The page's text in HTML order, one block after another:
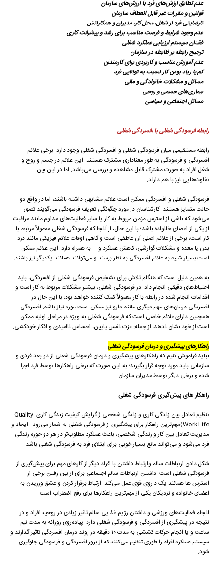
عدم تطابق ارزش‌های فرد با ارزش‌های سازمان
قوانین و مقررات غیر قابل انعطاف سازمان
نارضایتی فرد از شغل، محل کار، مدیران و همکارانش
عدم وجود شرایط و فرصت مناسب برای رشد و پیشرفت کاری
فقدان سیستم ارزیابی عملکرد شغلی
ترجیح رابطه بر ظابطه در سازمان
عدم آموزش مناسب و کاربردی برای کارمندان
کم یا زیاد بودن کار نسبت به توانایی فرد
مسائل و مشکلات خانوادگی و مالی
بیماری‌های جسمی و روحی
مسائل اجتماعی و سیاسی
رابطه فرسودگی شغلی با افسردگی شغلی
رابطه مستقیمی میان فرسودگی شغلی و افسردگی شغلی وجود دارد. برخی علائم
افسردگی و فرسودگی به طور معناداری مشترک هستند. این علائم در جسم و روح و
شغل افراد به صورت مشترک قابل مشاهده و بررسی می‌باشد. اما در این بین
تفاوت‌هایی نیز با هم دارند.
فرسودگی شغلی و افسردگی ممکن است علائم مشابهی داشته باشند، اما در واقع دو
حالت متمایز هستند. کارشناسان در مورد چگونگی تعریف فرسودگی می‌گویند تصور
می‌شود که ناشی از استرس مزمن مربوط به کار یا سایر فعالیت‌های مداوم مانند مراقبت
از یکی از اعضای خانواده باشد؛ با این حال، از آنجا که فرسودگی شغلی معمولاً مرتبط با
کار است، برخی از علائم اصلی آن عاطفی است و گاهی اوقات علائم فیزیکی مانند درد
بدن یا معده و مشکلات گوارشی، کاهش عملکرد و … به همراه دارد. این علائم ممکن
است بسیار شبیه به علائم افسردگی به نظر برسند و می‌توانند همانند یکدیگر نیز باشند.
به همین دلیل است که هنگام تلاش برای تشخیص فرسودگی شغلی از افسردگی، باید
احتیاط‌های دقیقی انجام داد. در فرسودگی شغلی، بیشتر مشکلات مربوط به کار است و
اقدامات انجام شده در رابطه با کار معمولاً کمک کننده خواهد بود؛ با این حال در
افسردگی درمان‌های مهم دیگری مانند دارو نیز ممکن است مورد نیاز باشد. افسردگی
همچنین دارای علائم خاصی است که فرسودگی شغلی به ویژه در مراحل اولیه ممکن
است از خود نشان ندهد، از جمله: عزت نفس پایین، احساس ناامیدی و افکار خودکشی.
راهکارهای پیشگیری و درمان فرسودگی شغلی
نباید فراموش کنیم که راهکار‌های پیشگیری و درمان فرسودگی شغلی از دو بعد فردی و
سازمانی باید مورد توجه قرار بگیرند؛ به این صورت که برخی راهکار‌ها توسط فرد اجرا
شده و برخی دیگر توسط مدیران سازمان.
راهکار های پیش‌گیری فرسودگی شغلی
تنظیم تعادل بین زندگی کاری و زندگی شخصی ( گرایش کیفیت زندگی کاری Quality
Work Life)مهم‌ترین راهکار‌ برای پیشگیری از فرسودگی شغلی به شمار می‌رود. ایجاد و
مدیریت تعادل بین کار و زندگی شخصی، باعث عملکرد مطلوب‌تر در هر دو حوزه زندگی
فرد می‌شود و می‌تواند مانع بسیار خوبی برای ابتلای فرد به فرسودگی شغلی باشد.
شکل دادن ارتباطات سالم وارتباط داشتن با افراد دیگر از کار‌های مهم برای پیش‌گیری از
فرسودگی شغلی است. داشتن ارتباطات سالم اجتماعی برای از بین رفتن برخی از
استرس ها همانند یک داروی قوی عمل می‌کند. ارتباط برقرار کردن و عشق ورزیدن به
اعضای خانواده و نزدیکان یکی از مهم‌ترین راهکار‌ها برای رفع اضطراب است.
انجام فعالیت‌های ورزشی و داشتن رژیم غذایی سالم تاثیر زیادی در روحیه افراد و در
نتیجه در پیشگیری از افسردگی و فرسودگی شغلی دارد. پیاده‌روی روزانه به مدت نیم
ساعت و یا انجام حرکات کششی به مدت ۱۰ دقیقه در روند درمان افسردگی تاثیر گذارند و
سیستم عملکرد افراد را طوری تنظیم می‌کنند که از بروز افسردگی و فرسودگی جلوگیری
شود.